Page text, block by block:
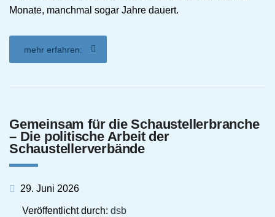
Monate, manchmal sogar Jahre dauert.
mehr erfahren:
Gemeinsam für die Schaustellerbranche
– Die politische Arbeit der
Schaustellerverbände
29. Juni 2026
Veröffentlicht durch: dsb